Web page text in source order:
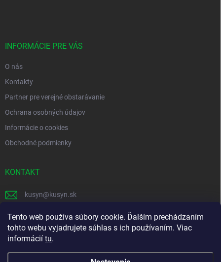
Tento web používa súbory cookie. Ďalším prechádzaním
tohto webu vyjadrujete súhlas s ich používaním. Viac
informácií tu.
INFORMÁCIE PRE VÁS
O nás
Kontakty
Partner pre verejné obstarávanie
Ochrana osobných údajov
Informácie o cookies
Obchodné podmienky
KONTAKT
kusyn@kusyn.sk
+421 903 445 999
labtech_svk